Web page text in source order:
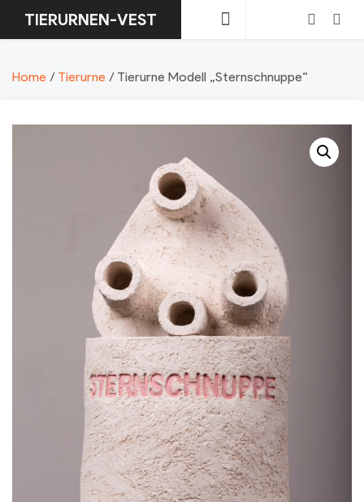
TIERURNEN-VEST
Search
Home / Tierurne / Tierurne Modell „Sternschnuppe“